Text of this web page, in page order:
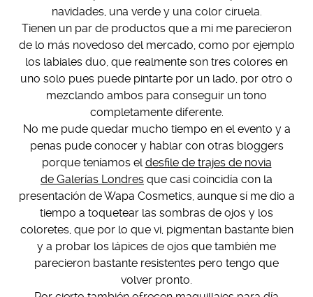
navidades, una verde y una color ciruela.
Tienen un par de productos que a mi me parecieron
de lo más novedoso del mercado, como por ejemplo
los labiales duo, que realmente son tres colores en
uno solo pues puede pintarte por un lado, por otro o
mezclando ambos para conseguir un tono
completamente diferente.
No me pude quedar mucho tiempo en el evento y a
penas pude conocer y hablar con otras bloggers
porque teníamos eldesfile de trajes de novia
de Galerías Londres que casi coincidía con la
presentación de Wapa Cosmetics, aunque sí me dio a
tiempo a toquetear las sombras de ojos y los
coloretes, que por lo que vi, pigmentan bastante bien
y a probar los lápices de ojos que también me
parecieron bastante resistentes pero tengo que
volver pronto.